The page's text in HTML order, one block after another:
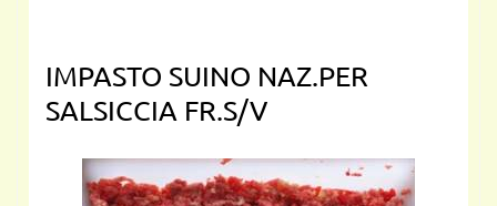
IMPASTO SUINO NAZ.PER
SALSICCIA FR.S/V